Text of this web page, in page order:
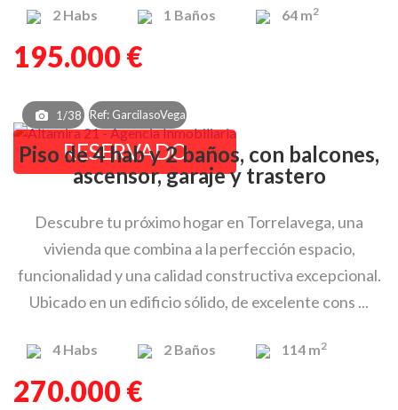
2 Habs 1 Baños 64 m2
195.000 €
1/38 Ref: GarcilasoVega
RESERVADO
Piso de 4 hab y 2 baños, con balcones,
ascensor, garaje y trastero
Descubre tu próximo hogar en Torrelavega, una
vivienda que combina a la perfección espacio,
funcionalidad y una calidad constructiva excepcional.
Ubicado en un edificio sólido, de excelente cons ...
4 Habs 2 Baños 114 m2
270.000 €